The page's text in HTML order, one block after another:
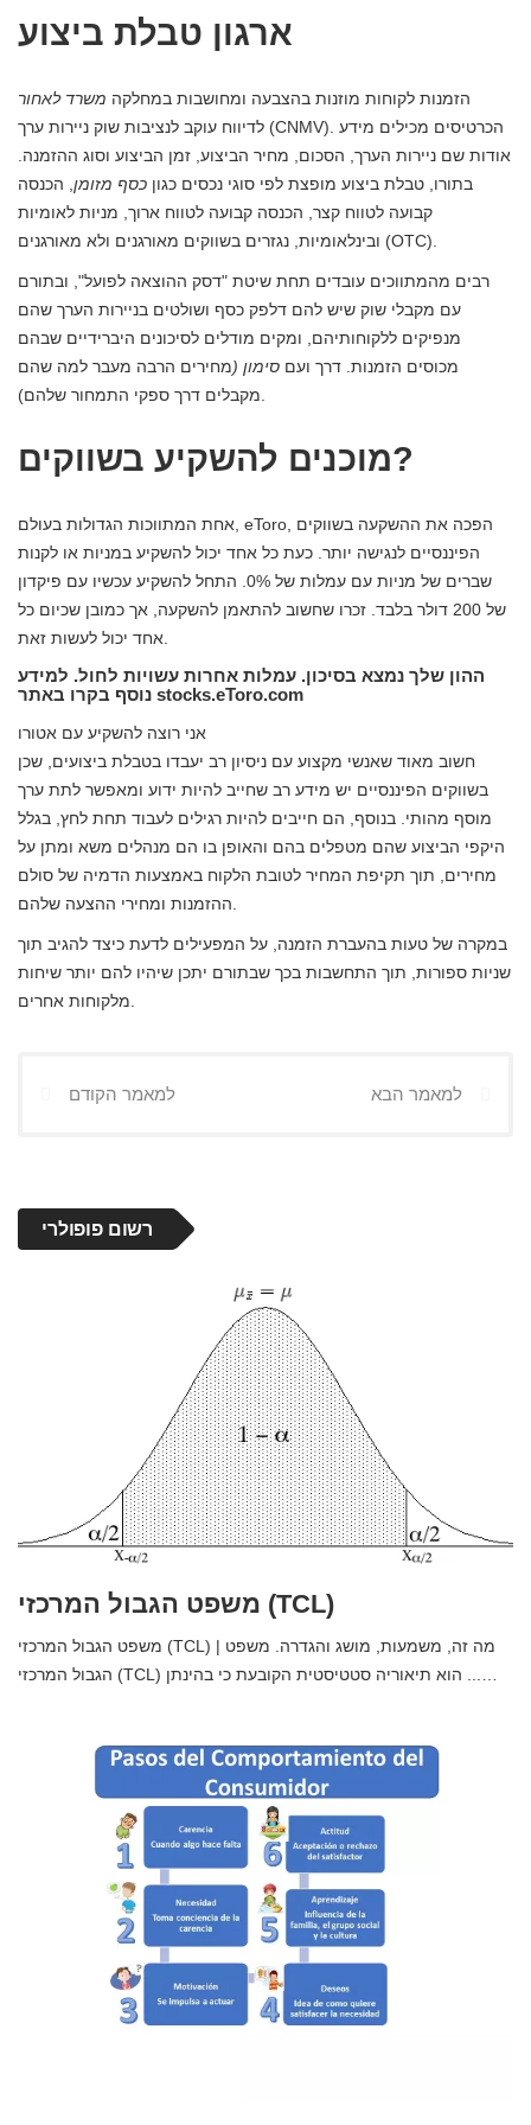
ארגון טבלת ביצוע
הזמנות לקוחות מוזנות בהצבעה ומחושבות במחלקה משרד לאחור
לדיווח עוקב לנציבות שוק ניירות ערך (CNMV). הכרטיסים מכילים מידע
אודות שם ניירות הערך, הסכום, מחיר הביצוע, זמן הביצוע וסוג ההזמנה.
בתורו, טבלת ביצוע מופצת לפי סוגי נכסים כגון כסף מזומן , הכנסה
קבועה לטווח קצר, הכנסה קבועה לטווח ארוך, מניות לאומיות
ובינלאומיות, נגזרים בשווקים מאורגנים ולא מאורגנים (OTC).
רבים מהמתווכים עובדים תחת שיטת "דסק ההוצאה לפועל", ובתורם
עם מקבלי שוק שיש להם דלפק כסף ושולטים בניירות הערך שהם
מנפיקים ללקוחותיהם, ומקים מודלים לסיכונים היברידיים שבהם
מכוסים הזמנות. דרך ועם סימון (מחירים הרבה מעבר למה שהם
מוכנים להשקיע בשווקים?
אחת המתווכות הגדולות בעולם, eToro, הפכה את ההשקעה בשווקים
הפיננסיים לנגישה יותר. כעת כל אחד יכול להשקיע במניות או לקנות
שברים של מניות עם עמלות של 0%. התחל להשקיע עכשיו עם פיקדון
של 200 דולר בלבד. זכרו שחשוב להתאמן להשקעה, אך כמובן שכיום כל
ההון שלך נמצא בסיכון. עמלות אחרות עשויות לחול. למידע
נוסף בקרו באתר stocks.eToro.com
אני רוצה להשקיע עם אטורו
חשוב מאוד שאנשי מקצוע עם ניסיון רב יעבדו בטבלת ביצועים, שכן
בשווקים הפיננסיים יש מידע רב שחייב להיות ידוע ומאפשר לתת ערך
מוסף מהותי. בנוסף, הם חייבים להיות רגילים לעבוד תחת לחץ, בגלל
היקפי הביצוע שהם מטפלים בהם והאופן בו הם מנהלים משא ומתן על
מחירים, תוך תקיפת המחיר לטובת הלקוח באמצעות הדמיה של סולם
במקרה של טעות בהעברת הזמנה, על המפעילים לדעת כיצד להגיב תוך
שניות ספורות, תוך התחשבות בכך שבתורם יתכן שיהיו להם יותר שיחות
למאמר הקודם למאמר הבא
רשום פופולרי
משפט הגבול המרכזי (TCL)
משפט הגבול המרכזי (TCL) | מה זה, משמעות, מושג והגדרה. משפט